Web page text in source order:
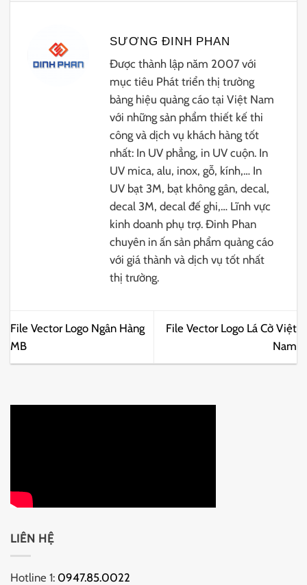
SƯƠNG ĐINH PHAN
Được thành lập năm 2007 với
mục tiêu Phát triển thị trường
bảng hiệu quảng cáo tại Việt Nam
với những sản phẩm thiết kế thi
công và dịch vụ khách hàng tốt
nhất: In UV phẳng, in UV cuộn. In
UV mica, alu, inox, gỗ, kính,… In
UV bạt 3M, bạt không gân, decal,
decal 3M, decal đế ghi,… Lĩnh vực
kinh doanh phụ trợ. Đinh Phan
chuyên in ấn sản phẩm quảng cáo
với giá thành và dịch vụ tốt nhất
thị trường.
File Vector Logo Ngân Hàng
MB
File Vector Logo Lá Cờ Việt
Nam
LIÊN HỆ
Hotline 1: 0947.85.0022